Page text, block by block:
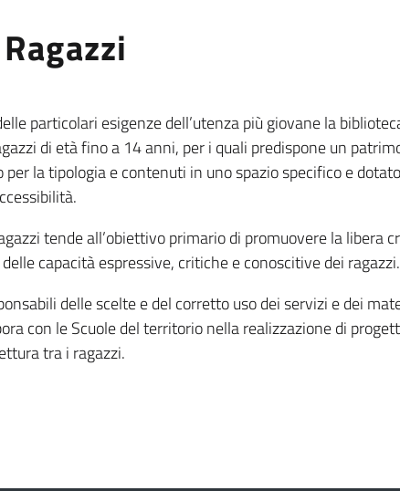
particolari esigenze dell’utenza più giovane la
di età fino a 14 anni, per i quali predispone un
la tipologia e contenuti in uno spazio specifico e
tende all’obiettivo primario di promuovere la libera
capacità espressive, critiche e conoscitive dei ragazzi.
delle scelte e del corretto uso dei servizi e dei
con le Scuole del territorio nella realizzazione di
tra i ragazzi.